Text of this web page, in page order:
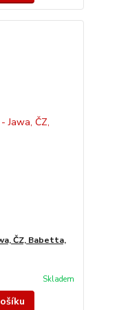
ČZ, Babetta,
Skladem